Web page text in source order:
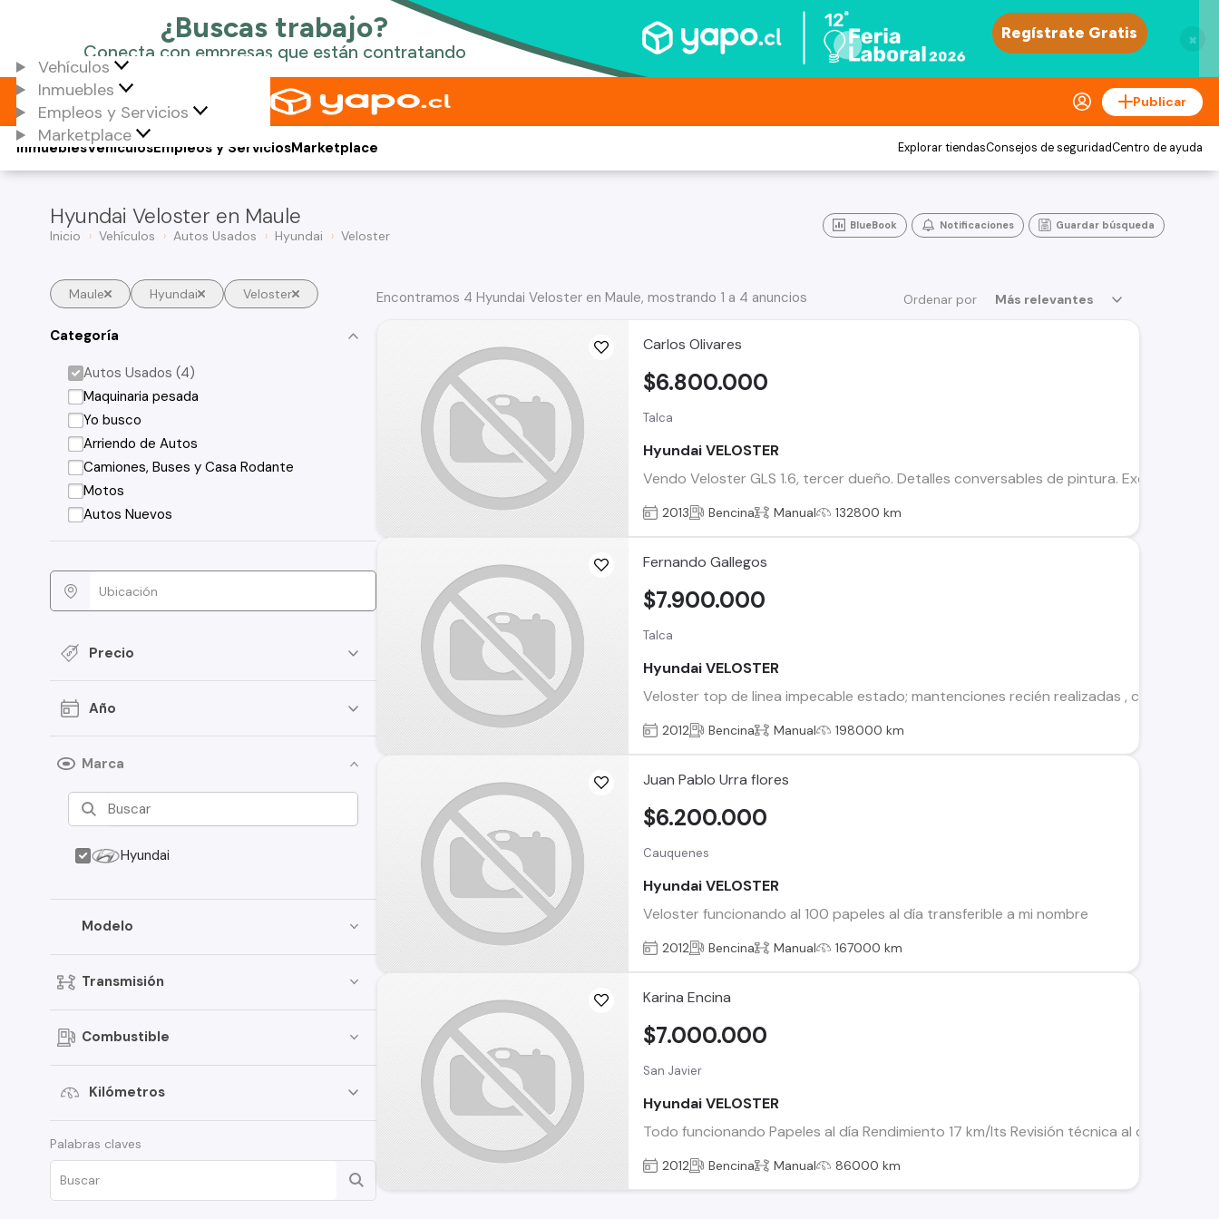
×
Vehículos
Inmuebles
Empleos y Servicios
Marketplace
Publicar
Vehículos
Inmuebles Empleos y ServiciosMarketplace Explorar tiendasConsejos de seguridadCentro de ayuda
Hyundai Veloster en Maule
Inicio Vehículos Autos Usados Hyundai Veloster
BlueBook Notificaciones Guardar búsqueda
Maule Hyundai Veloster
Categoría
Autos Usados (4)
Maquinaria pesada
Yo busco
Arriendo de Autos
Camiones, Buses y Casa Rodante
Motos
Autos Nuevos
Precio
Año
Marca
Hyundai
Modelo
Transmisión
Combustible
Kilómetros
Palabras claves
Ordenar por Más relevantes
Encontramos 4 Hyundai Veloster en Maule, mostrando 1 a 4 anuncios
Carlos Olivares
Talca
Hyundai VELOSTER
Vendo Veloster GLS 1.6, tercer dueño. Detalles conversables de pintura. Excelente
$6.800.000
2013 Bencina Manual 132800 km
Fernando Gallegos
Talca
Hyundai VELOSTER
Veloster top de linea impecable estado; mantenciones recién realizadas , caja 6ta;
$7.900.000
2012 Bencina Manual 198000 km
Juan Pablo Urra flores
Cauquenes
Hyundai VELOSTER
Veloster funcionando al 100 papeles al día transferible a mi nombre
$6.200.000
2012 Bencina Manual 167000 km
Karina Encina
San Javier
Hyundai VELOSTER
Todo funcionando Papeles al día Rendimiento 17 km/lts Revisión técnica al día
$7.000.000
2012 Bencina Manual 86000 km